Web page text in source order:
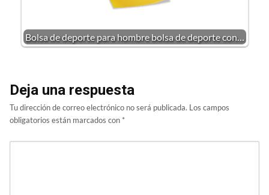
Bolsa de deporte para hombre bolsa de deporte con…
Deja una respuesta
Tu dirección de correo electrónico no será publicada. Los campos
obligatorios están marcados con *